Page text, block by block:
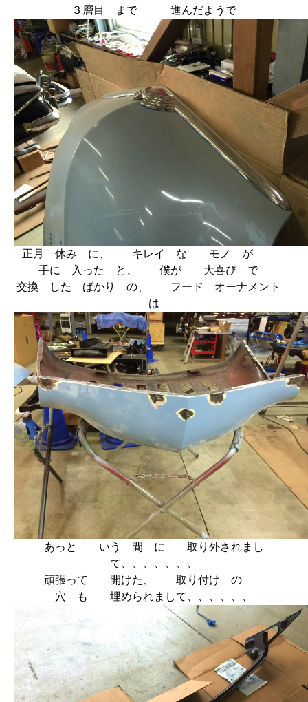
３層目 まで 進んだようで
正月 休み に、 キレイ な モノ が
手に 入った と、 僕が 大喜び で
交換 した ばかり の、 フード オーナメント
は
あっと いう 間 に 取り外されまし
て、、、、、、、
頑張って 開けた、 取り付け の
穴 も 埋められまして、、、、、、